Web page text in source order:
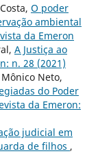
O poder
ambiental
da Emeron
A Justiça ao
n. 28 (2021)
Neto,
do Poder
da Emeron:
judicial em
de filhos ,